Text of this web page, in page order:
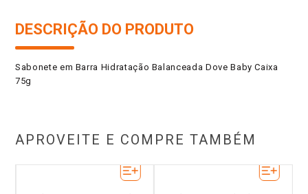
DESCRIÇÃO DO PRODUTO
Sabonete em Barra Hidratação Balanceada Dove Baby Caixa
75g
APROVEITE E COMPRE TAMBÉM